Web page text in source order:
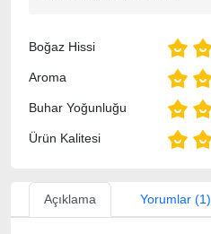
Boğaz Hissi
Aroma
Buhar Yoğunluğu
Ürün Kalitesi
Açıklama Yorumlar (1)